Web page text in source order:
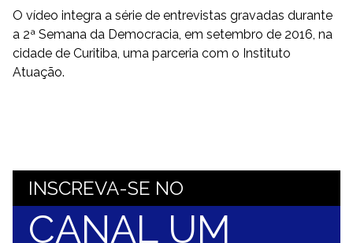
O vídeo integra a série de entrevistas gravadas durante
a 2ª Semana da Democracia, em setembro de 2016, na
cidade de Curitiba, uma parceria com o Instituto
Atuação.
INSCREVA-SE NO
CANAL UM